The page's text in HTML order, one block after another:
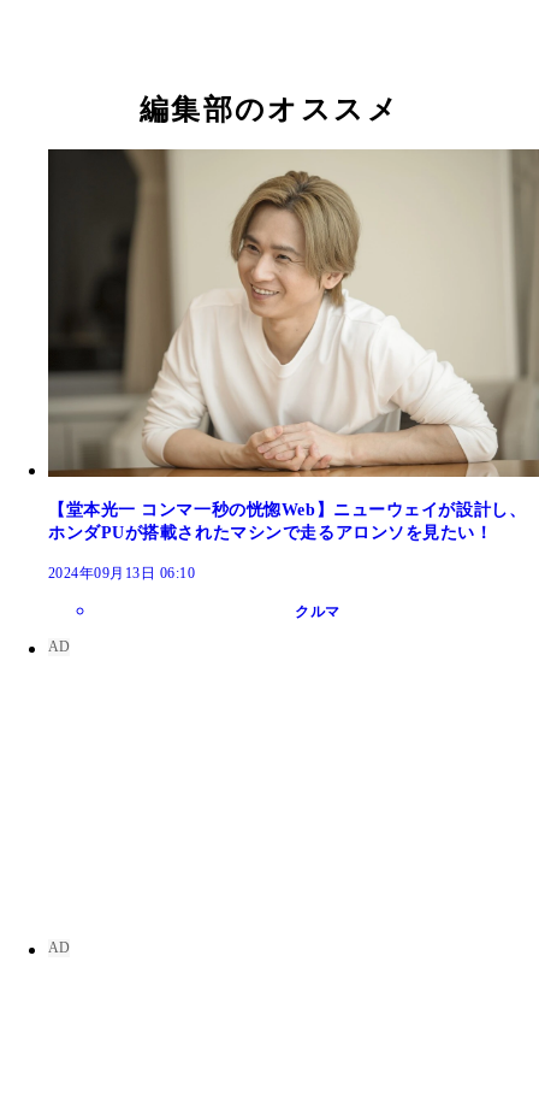
編集部のオススメ
【堂本光一 コンマ一秒の恍惚Web】ニューウェイが設計し、
ホンダPUが搭載されたマシンで走るアロンソを見たい！
2024年09月13日 06:10
クルマ